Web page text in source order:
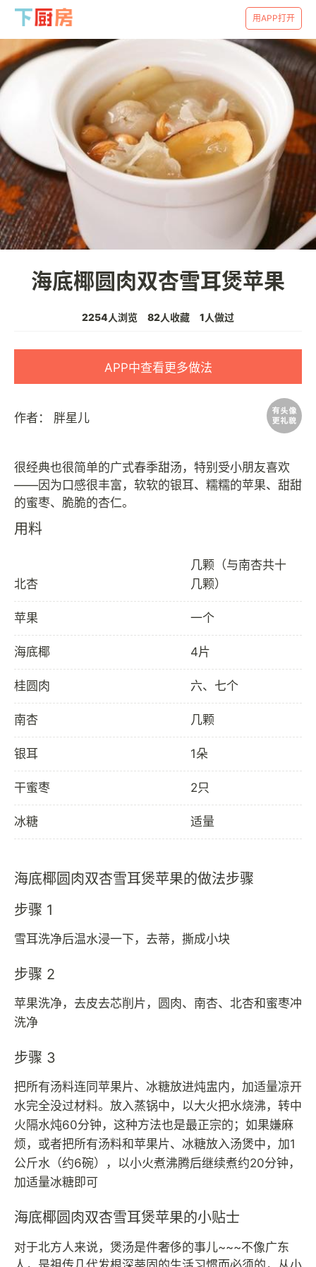
用APP打开
海底椰圆肉双杏雪耳煲苹果
2254人浏览 82人收藏 1人做过
APP中查看更多做法
作者： 胖星儿
很经典也很简单的广式春季甜汤，特别受小朋友喜欢
——因为口感很丰富，软软的银耳、糯糯的苹果、甜甜
用料
北杏
几颗（与南杏共十
几颗）
苹果 一个
海底椰 4片
桂圆肉 六、七个
南杏 几颗
银耳 1朵
干蜜枣 2只
冰糖 适量
海底椰圆肉双杏雪耳煲苹果的做法步骤
步骤 1
雪耳洗净后温水浸一下，去蒂，撕成小块
步骤 2
苹果洗净，去皮去芯削片，圆肉、南杏、北杏和蜜枣冲
洗净
步骤 3
把所有汤料连同苹果片、冰糖放进炖盅内，加适量凉开
水完全没过材料。放入蒸锅中，以大火把水烧沸，转中
火隔水炖60分钟，这种方法也是最正宗的；如果嫌麻
烦，或者把所有汤料和苹果片、冰糖放入汤煲中，加1
公斤水（约6碗），以小火煮沸腾后继续煮约20分钟，
加适量冰糖即可
海底椰圆肉双杏雪耳煲苹果的小贴士
对于北方人来说，煲汤是件奢侈的事儿~~~不像广东